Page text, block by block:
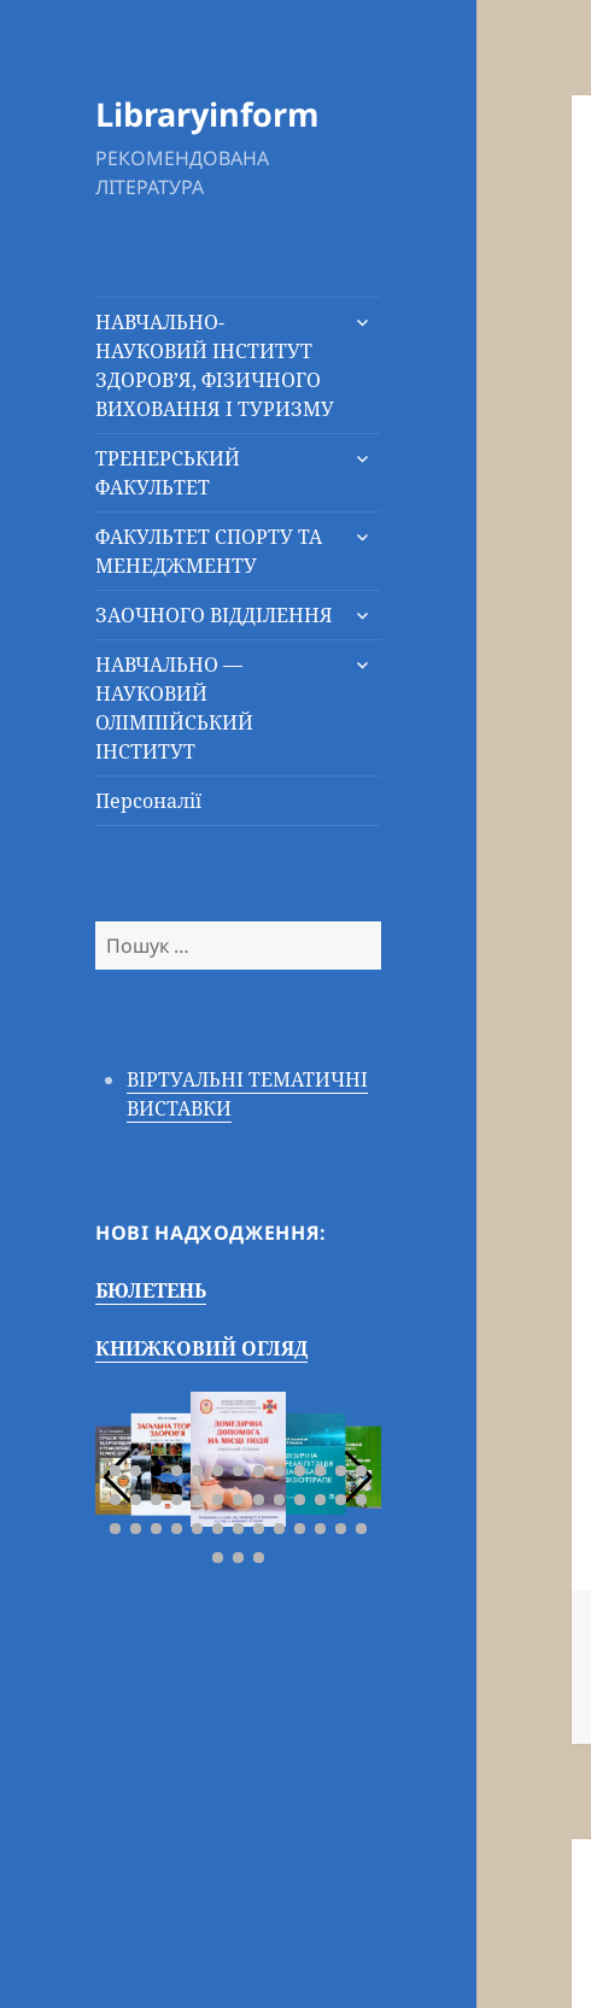
Libraryinform
РЕКОМЕНДОВАНА
ЛІТЕРАТУРА
НАВЧАЛЬНО-
НАУКОВИЙ ІНСТИТУТ
ЗДОРОВ’Я, ФІЗИЧНОГО
ВИХОВАННЯ І ТУРИЗМУ
розгорнути
ТРЕНЕРСЬКИЙ
ФАКУЛЬТЕТ
розгорнути
ФАКУЛЬТЕТ СПОРТУ ТА
МЕНЕДЖМЕНТУ
розгорнути
ЗАОЧНОГО ВІДДІЛЕННЯ
розгорнути
НАВЧАЛЬНО —
НАУКОВИЙ
ОЛІМПІЙСЬКИЙ
ІНСТИТУТ
розгорнути
Персоналії
Пошук:
ВІРТУАЛЬНІ ТЕМАТИЧНІ
ВИСТАВКИ
НОВІ НАДХОДЖЕННЯ:
БЮЛЕТЕНЬ
КНИЖКОВИЙ ОГЛЯД